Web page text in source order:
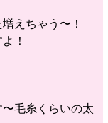
えちゃう〜！
！
毛糸くらいの太